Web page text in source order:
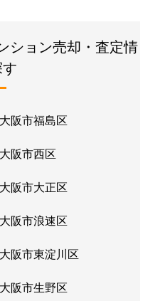
ション売却・査定情
大阪市福島区
大阪市西区
大阪市大正区
大阪市浪速区
大阪市東淀川区
大阪市生野区